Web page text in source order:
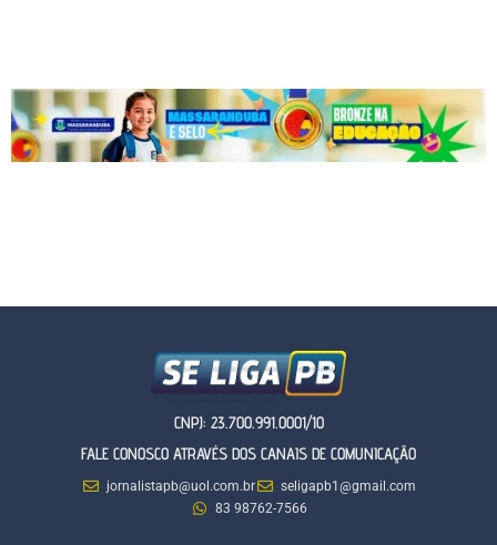
CNPJ: 23.700.991.0001/10
FALE CONOSCO ATRAVÉS DOS CANAIS DE COMUNICAÇÃO
jornalistapb@uol.com.br
seligapb1@gmail.com
83 98762-7566